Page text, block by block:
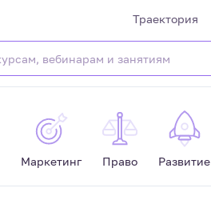
Траектория
Маркетинг Право Развитие